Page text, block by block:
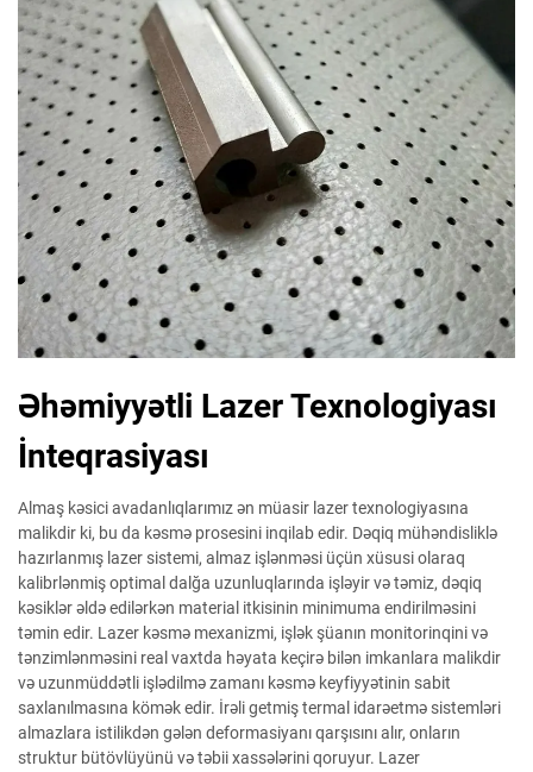
Əhəmiyyətli Lazer Texnologiyası
İnteqrasiyası
Almaş kəsici avadanlıqlarımız ən müasir lazer texnologiyasına
malikdir ki, bu da kəsmə prosesini inqilab edir. Dəqiq mühəndisliklə
hazırlanmış lazer sistemi, almaz işlənməsi üçün xüsusi olaraq
kalibrlənmiş optimal dalğa uzunluqlarında işləyir və təmiz, dəqiq
kəsiklər əldə edilərkən material itkisinin minimuma endirilməsini
təmin edir. Lazer kəsmə mexanizmi, işlək şüanın monitorinqini və
tənzimlənməsini real vaxtda həyata keçirə bilən imkanlara malikdir
və uzunmüddətli işlədilmə zamanı kəsmə keyfiyyətinin sabit
saxlanılmasına kömək edir. İrəli getmiş termal idarəetmə sistemləri
almazlara istilikdən gələn deformasiyanı qarşısını alır, onların
struktur bütövlüyünü və təbii xassələrini qoruyur. Lazer